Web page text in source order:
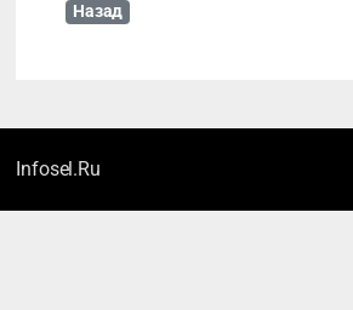
Назад
Infosel.Ru